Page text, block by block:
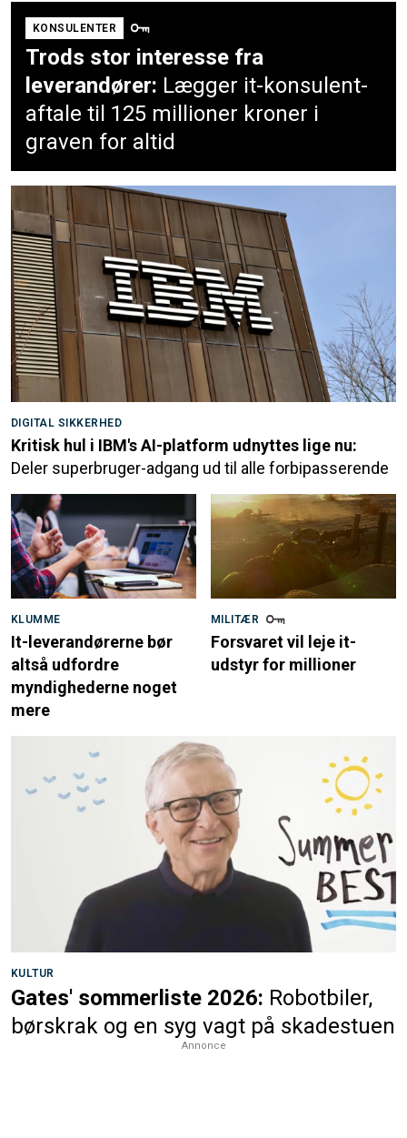
KONSULENTER
Trods stor interesse fra
leverandører: Lægger it-konsulent-
aftale til 125 millioner kroner i
graven for altid
DIGITAL SIKKERHED
Kritisk hul i IBM's AI-platform udnyttes lige nu:
Deler superbruger-adgang ud til alle forbipasserende
KLUMME
It-leverandørerne bør
altså udfordre
myndighederne noget
mere
MILITÆR
Forsvaret vil leje it-
udstyr for millioner
KULTUR
Gates' sommerliste 2026: Robotbiler,
børskrak og en syg vagt på skadestuen
Annonce